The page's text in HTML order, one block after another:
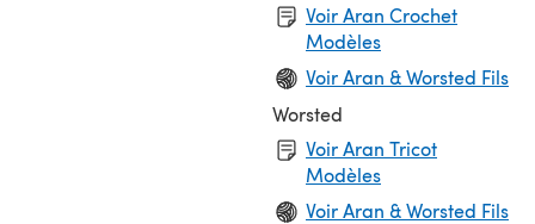
Voir Aran Crochet
Modèles
Voir Aran & Worsted Fils
Worsted
Voir Aran Tricot
Modèles
Voir Aran & Worsted Fils